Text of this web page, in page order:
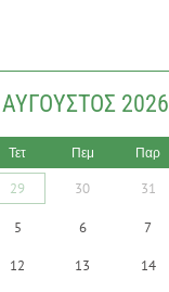
ΑΎΓΟΥΣΤΟΣ 2026
Τετ Πεμ Παρ
29 30 31
5 6 7
12 13 14